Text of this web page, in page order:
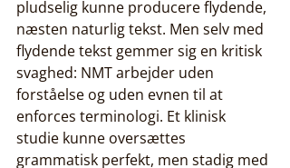
pludselig kunne producere flydende,
næsten naturlig tekst. Men selv med
flydende tekst gemmer sig en kritisk
svaghed: NMT arbejder uden
forståelse og uden evnen til at
enforces terminologi. Et klinisk
studie kunne oversættes
grammatisk perfekt, men stadig med